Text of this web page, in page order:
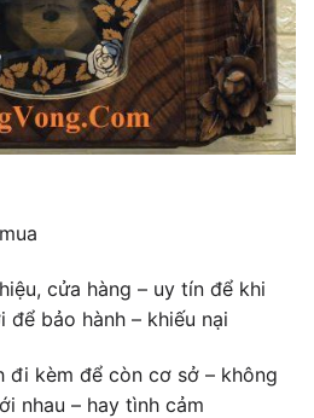
cửa hàng – uy tín để khi
bảo hành – khiếu nại
đi kèm để còn cơ sở – không
nhau – hay tình cảm